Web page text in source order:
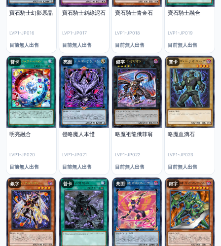
寶石騎士幻影原晶
LVP1-JP016
目前無人出售
寶石騎士斜綠泥石
LVP1-JP017
目前無人出售
寶石騎士青金石
LVP1-JP018
目前無人出售
寶石騎士融合
LVP1-JP019
目前無人出售
普卡
明亮融合
LVP1-JP020
目前無人出售
亮面
侵略魔人本體
LVP1-JP021
目前無人出售
銀字
略魔祖龍俄菲翁
LVP1-JP022
目前無人出售
普卡
略魔血滴石
LVP1-JP023
目前無人出售
銀字 普卡 亮面 銀字